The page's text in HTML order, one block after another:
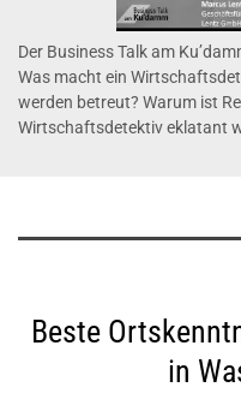
Der Business Talk am
Was macht ein
werden betreut? Warum ist
Wirtschaftsdetektiv eklatant
Beste
in